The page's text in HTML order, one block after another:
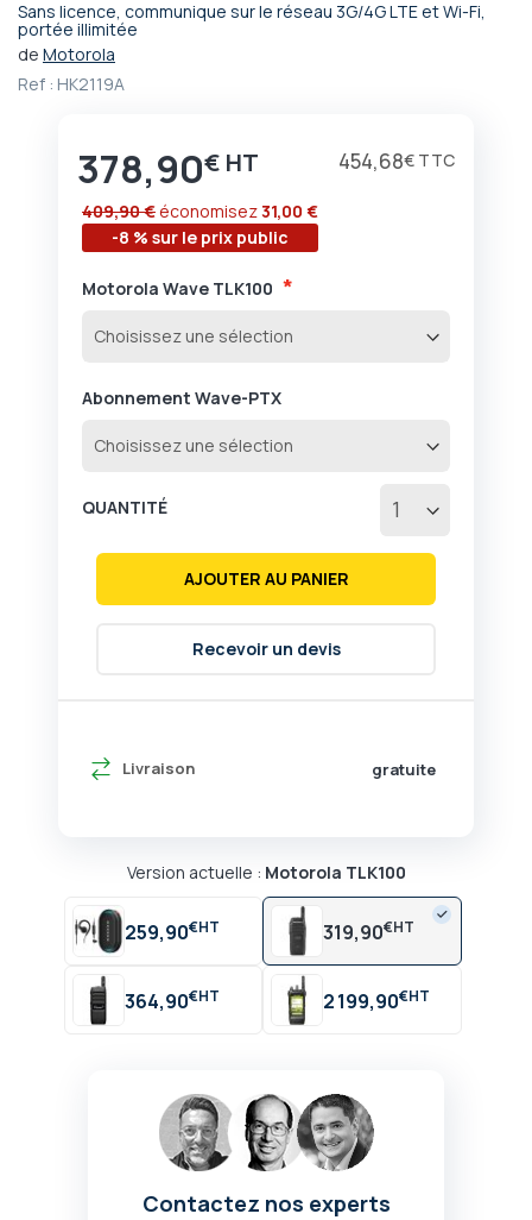
Sans licence, communique sur le réseau 3G/4G LTE et Wi-Fi,
portée illimitée
de Motorola
Ref : HK2119A
Livraison gratuite
378,90€ 454,68€
-8 % sur le prix public
409,90 € économisez31,00 €
Motorola Wave TLK100
Abonnement Wave-PTX
QUANTITÉ
AJOUTER AU PANIER
Recevoir un devis
Version actuelle : Motorola TLK100
259,90€ 319,90€
364,90€ 2 199,90€
Passer
au
de
d’images
Contactez nos experts